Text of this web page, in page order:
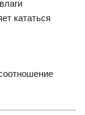
кататься